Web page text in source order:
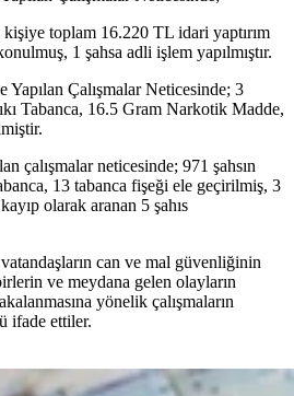
toplam 16.220 TL idari yaptırım
1 şahsa adli işlem yapılmıştır.
Çalışmalar Neticesinde; 3
Tabanca, 16.5 Gram Narkotik Madde,
çalışmalar neticesinde; 971 şahsın
13 tabanca fişeği ele geçirilmiş, 3
olarak aranan 5 şahıs
can ve mal güvenliğinin
ve meydana gelen olayların
yönelik çalışmaların
ifade ettiler.